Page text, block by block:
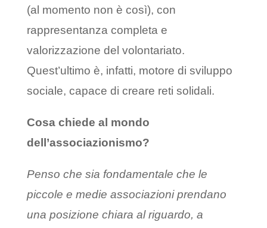
(al momento non è così), con
rappresentanza completa e
valorizzazione del volontariato.
Quest’ultimo è, infatti, motore di sviluppo
sociale, capace di creare reti solidali.
Cosa chiede al mondo
dell’associazionismo?
Penso che sia fondamentale che le
piccole e medie associazioni prendano
una posizione chiara al riguardo, a